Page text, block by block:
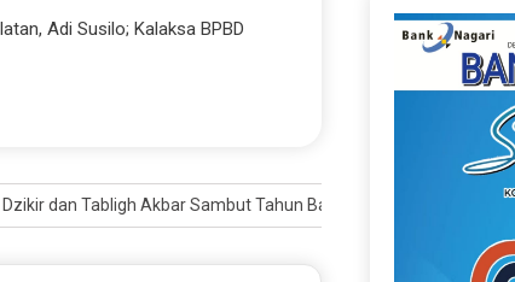
Adi Susilo; Kalaksa BPBD
dan Tabligh Akbar Sambut Tahun Baru 2026